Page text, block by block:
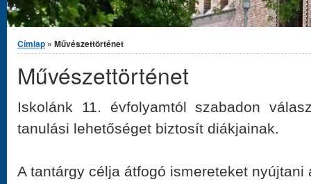
Jelenlegi hely
Címlap » Művészettörténet
Művészettörténet
Iskolánk 11. évfolyamtól szabadon
tanulási lehetőséget biztosít diákjainak.
A tantárgy célja átfogó ismereteket nyújtani